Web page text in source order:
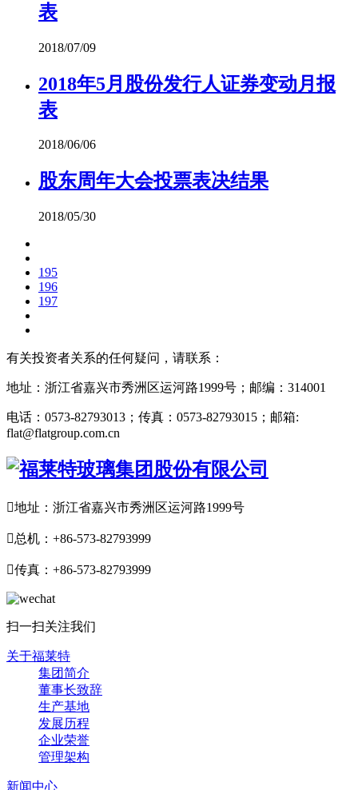
表
2018/07/09
2018年5月股份发行人证券变动月报
表
2018/06/06
股东周年大会投票表决结果
2018/05/30
195
196
197
有关投资者关系的任何疑问，请联系：
地址：浙江省嘉兴市秀洲区运河路1999号；邮编：314001
电话：0573-82793013；传真：0573-82793015；邮箱:
flat@flatgroup.com.cn
地址：浙江省嘉兴市秀洲区运河路1999号
总机：+86-573-82793999
传真：+86-573-82793999
扫一扫关注我们
关于福莱特
集团简介
董事长致辞
生产基地
发展历程
企业荣誉
管理架构
新闻中心